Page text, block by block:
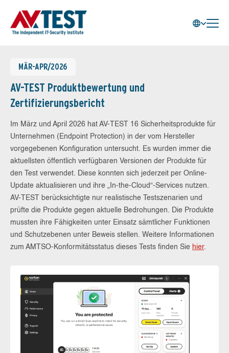
MÄR-APR/2026
AV-TEST Produktbewertung und
Zertifizierungsbericht
Im März und April 2026 hat AV-TEST 16 Sicherheitsprodukte für
Unternehmen (Endpoint Protection) in der vom Hersteller
vorgegebenen Konfiguration untersucht. Es wurden immer die
aktuellsten öffentlich verfügbaren Versionen der Produkte für
den Test verwendet. Diese konnten sich jederzeit per Online-
Update aktualisieren und ihre „In-the-Cloud“-Services nutzen.
AV-TEST berücksichtigte nur realistische Testszenarien und
prüfte die Produkte gegen aktuelle Bedrohungen. Die Produkte
mussten ihre Fähigkeiten unter Einsatz sämtlicher Funktionen
und Schutzebenen unter Beweis stellen. Weitere Informationen
zum AMTSO-Konformitätsstatus dieses Tests finden Sie hier.